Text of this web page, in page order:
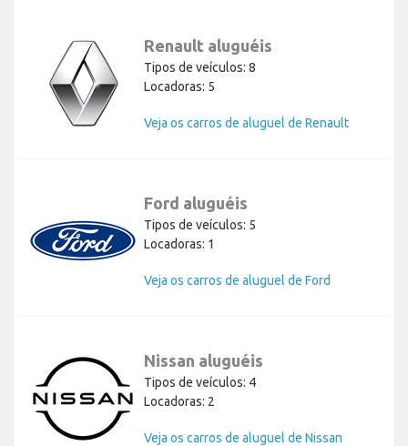
Renault aluguéis
Tipos de veículos: 8
Locadoras: 5
Veja os carros de aluguel de Renault
Ford aluguéis
Tipos de veículos: 5
Locadoras: 1
Veja os carros de aluguel de Ford
Nissan aluguéis
Tipos de veículos: 4
Locadoras: 2
Veja os carros de aluguel de Nissan